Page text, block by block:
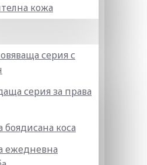
кожа
серия с
серия за права
боядисана коса
ежедневна